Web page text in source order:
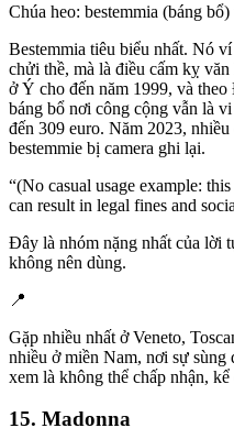
Chúa heo: bestemmia (báng
Bestemmia tiêu biểu nhất. Nó
chửi thề, mà là điều cấm kỵ
ở Ý cho đến năm 1999, và
báng bổ nơi công cộng vẫn là
đến 309 euro. Năm 2023,
bestemmie bị camera ghi lại.
“(No casual usage example:
can result in legal fines and
Đây là nhóm nặng nhất của lời
không nên dùng.
📍
Gặp nhiều nhất ở Veneto,
nhiều ở miền Nam, nơi sự sùng
xem là không thể chấp nhận,
15. Madonna